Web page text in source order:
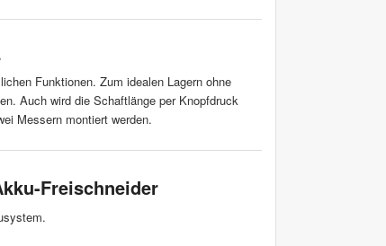
Funktionen. Zum idealen Lagern ohne
Auch wird die Schaftlänge per Knopfdruck
Messern montiert werden.
Freischneider